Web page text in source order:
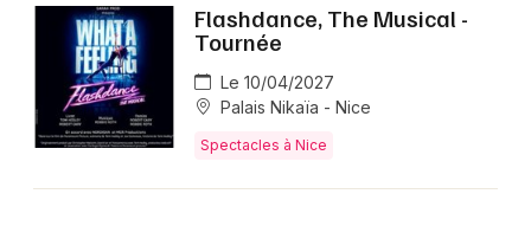
Flashdance, The Musical -
Tournée
Le 10/04/2027
Palais Nikaïa - Nice
Spectacles à Nice